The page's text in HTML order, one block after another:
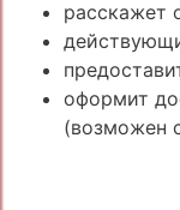
расскажет
оформит
(возможен